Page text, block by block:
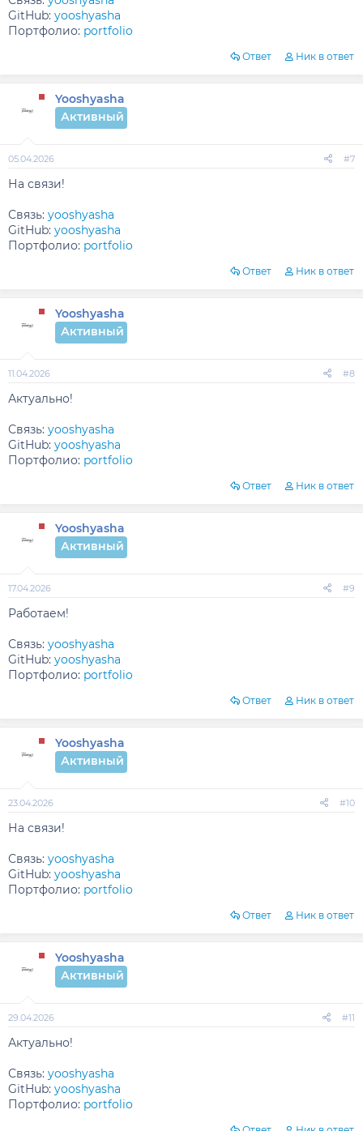
GitHub: yooshyasha
Портфолио: portfolio
Ответ Ник в ответ
Yooshyasha
Активный
05.04.2026 #7
На связи!
Связь: yooshyasha
GitHub: yooshyasha
Портфолио: portfolio
Ответ Ник в ответ
Yooshyasha
Активный
11.04.2026 #8
Актуально!
Связь: yooshyasha
GitHub: yooshyasha
Портфолио: portfolio
Ответ Ник в ответ
Yooshyasha
Активный
17.04.2026 #9
Работаем!
Связь: yooshyasha
GitHub: yooshyasha
Портфолио: portfolio
Ответ Ник в ответ
Yooshyasha
Активный
23.04.2026 #10
На связи!
Связь: yooshyasha
GitHub: yooshyasha
Портфолио: portfolio
Ответ Ник в ответ
Yooshyasha
Активный
29.04.2026 #11
Актуально!
Связь: yooshyasha
GitHub: yooshyasha
Портфолио: portfolio